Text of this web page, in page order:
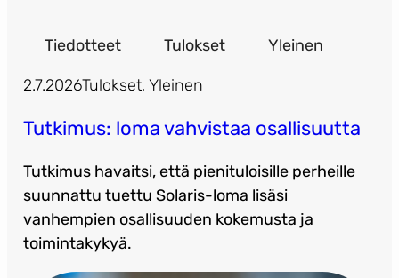
Tiedotteet Tulokset Yleinen
2.7.2026Tulokset, Yleinen
Tutkimus: loma vahvistaa osallisuutta
Tutkimus havaitsi, että pienituloisille perheille
suunnattu tuettu Solaris-loma lisäsi
vanhempien osallisuuden kokemusta ja
toimintakykyä.